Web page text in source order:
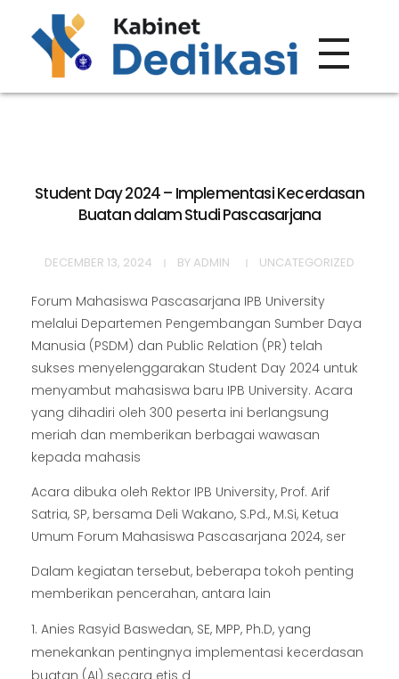
Forum Wacana
Just another Complete Elementor Demos - Phlox WordPress Theme site
Student Day 2024 – Implementasi Kecerdasan
Buatan dalam Studi Pascasarjana
DECEMBER 13, 2024 BY ADMIN UNCATEGORIZED
Forum Mahasiswa Pascasarjana IPB University
melalui Departemen Pengembangan Sumber Daya
Manusia (PSDM) dan Public Relation (PR) telah
sukses menyelenggarakan Student Day 2024 untuk
menyambut mahasiswa baru IPB University. Acara
yang dihadiri oleh 300 peserta ini berlangsung
meriah dan memberikan berbagai wawasan
kepada mahasis
Acara dibuka oleh Rektor IPB University, Prof. Arif
Satria, SP, bersama Deli Wakano, S.Pd., M.Si, Ketua
Umum Forum Mahasiswa Pascasarjana 2024, ser
Dalam kegiatan tersebut, beberapa tokoh penting
memberikan pencerahan, antara lain
Anies Rasyid Baswedan, SE, MPP, Ph.D, yang
menekankan pentingnya implementasi kecerdasan
buatan (AI) secara etis d